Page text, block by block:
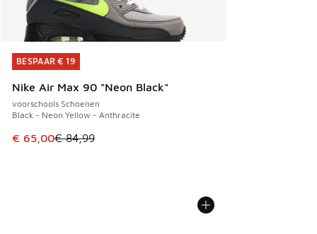
BESPAAR € 19
Nike Air Max 90 "Neon Black"
voorschools Schoenen
Black - Neon Yellow - Anthracite
Dit artikel is in de uitverkoop. Dit artikel is in de
€ 65,00€ 84,99
BESPAAR € 19